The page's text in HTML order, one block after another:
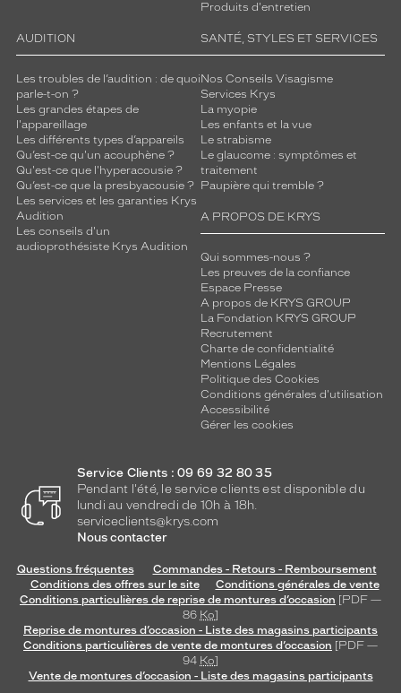
Produits d'entretien
AUDITION
Les troubles de l’audition : de quoi
parle-t-on ?
Les grandes étapes de
l'appareillage
Les différents types d’appareils
Qu’est-ce qu'un acouphène ?
Qu'est-ce que l'hyperacousie ?
Qu’est-ce que la presbyacousie ?
Les services et les garanties Krys
Audition
Les conseils d'un
audioprothésiste Krys Audition
SANTÉ, STYLES ET SERVICES
Nos Conseils Visagisme
Services Krys
La myopie
Les enfants et la vue
Le strabisme
Le glaucome : symptômes et
traitement
Paupière qui tremble ?
A PROPOS DE KRYS
Qui sommes-nous ?
Les preuves de la confiance
Espace Presse
A propos de KRYS GROUP
La Fondation KRYS GROUP
Recrutement
Charte de confidentialité
Mentions Légales
Politique des Cookies
Conditions générales d'utilisation
Accessibilité
Gérer les cookies
Service Clients : 09 69 32 80 35
Pendant l'été, le service clients est disponible du
lundi au vendredi de 10h à 18h.
serviceclients@krys.com
Nous contacter
Questions fréquentes
Commandes - Retours - Remboursement
Conditions des offres sur le site
Conditions générales de vente
Conditions particulières de reprise de montures d’occasion [PDF —
86 Ko]
Reprise de montures d’occasion - Liste des magasins participants
Conditions particulières de vente de montures d’occasion [PDF —
94 Ko]
Vente de montures d’occasion - Liste des magasins participants